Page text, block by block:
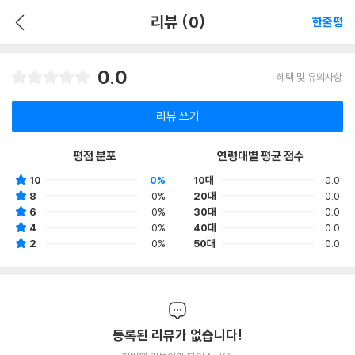
리뷰 (0) 한줄평
0.0 혜택 및 유의사항
리뷰 쓰기
평점 분포
10
0%
8
0%
6
0%
4
0%
2
0%
연령대별 평균 점수
10대
0.0
20대
0.0
30대
0.0
40대
0.0
50대
0.0
등록된 리뷰가 없습니다!